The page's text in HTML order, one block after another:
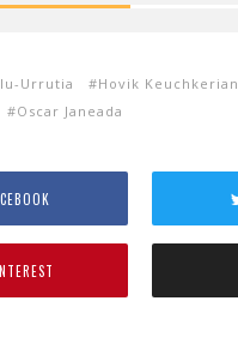
Urrutia Hovik Keuchkerian
Oscar Janeada